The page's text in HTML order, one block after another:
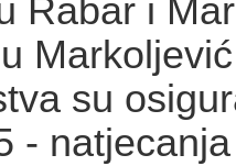
Rabar i
su
-